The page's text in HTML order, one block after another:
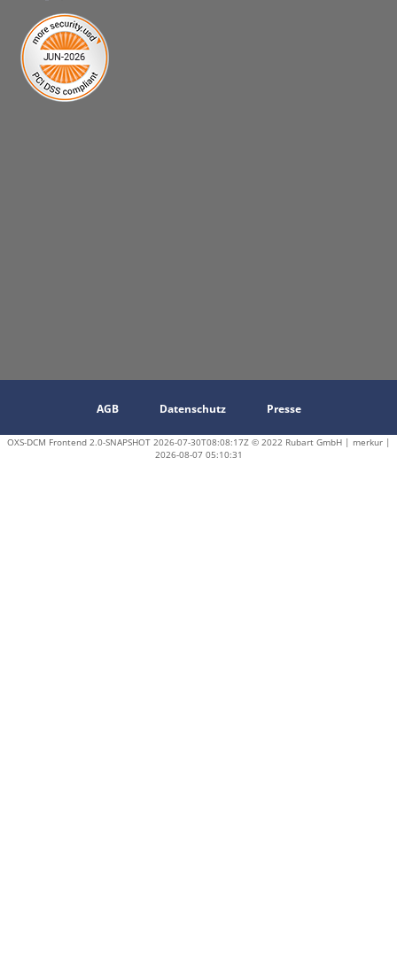
AGB Datenschutz Presse
OXS-DCM Frontend 2.0-SNAPSHOT 2026-07-30T08:08:17Z © 2022 Rubart GmbH | merkur |
2026-08-07 05:10:31